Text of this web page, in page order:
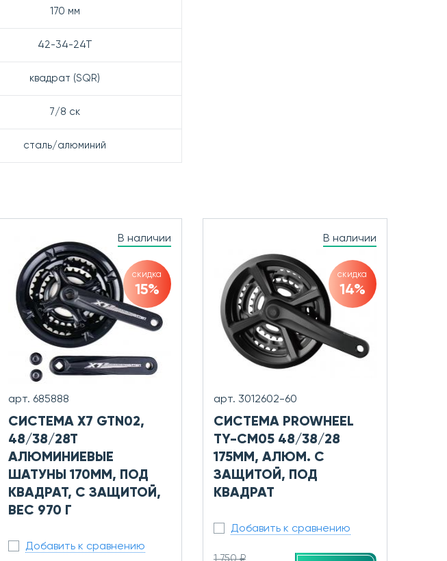
170 мм
42-34-24Т
квадрат (SQR)
7/8 ск
сталь/алюминий
В наличии
скидка
15%
арт. 685888
СИСТЕМА X7 GTN02,
48/38/28T
АЛЮМИНИЕВЫЕ
ШАТУНЫ 170ММ, ПОД
КВАДРАТ, С ЗАЩИТОЙ,
ВЕС 970 Г
Добавить к сравнению
В наличии
скидка
14%
арт. 3012602-60
СИСТЕМА PROWHEEL
TY-CM05 48/38/28
175ММ, АЛЮМ. С
ЗАЩИТОЙ, ПОД
КВАДРАТ
Добавить к сравнению
1 750 ₽